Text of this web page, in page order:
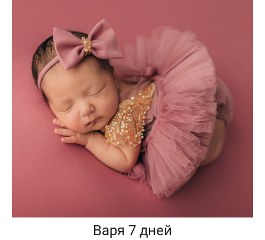
Варя 7 дней